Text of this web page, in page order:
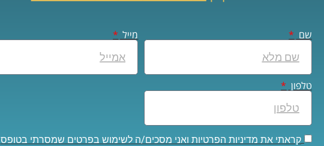
שם מייל
טלפון
קראתי את מדיניות הפרטיות ואני מסכים/ה לשימוש בפרטים שמסרתי בטופס